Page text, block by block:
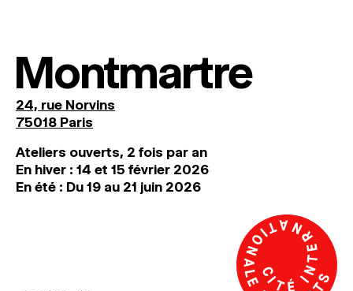
Montmartre
24, rue Norvins
75018 Paris
Ateliers ouverts, 2 fois par an
En hiver : 14 et 15 février 2026
En été : Du 19 au 21 juin 2026